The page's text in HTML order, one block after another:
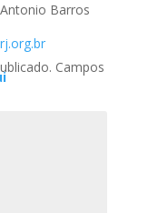
Barros
Campos